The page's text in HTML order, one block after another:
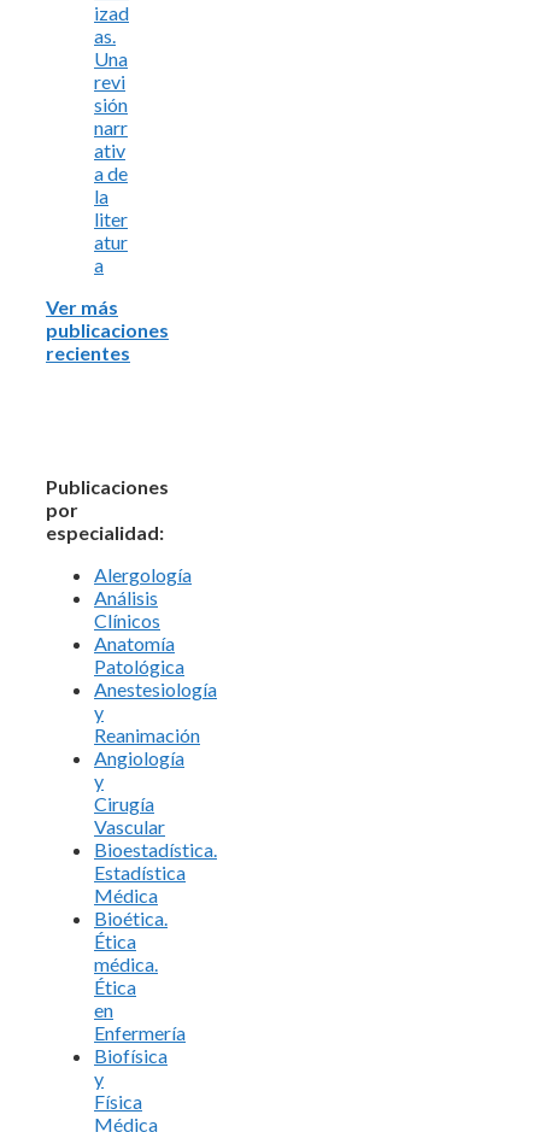
izad
as.
Una
revi
sión
narr
ativ
a de
la
liter
atur
a
Ver más
publicaciones
recientes
Publicaciones
por
especialidad:
Alergología
Análisis
Clínicos
Anatomía
Patológica
Anestesiología
y
Reanimación
Angiología
y
Cirugía
Vascular
Bioestadística.
Estadística
Médica
Bioética.
Ética
médica.
Ética
en
Enfermería
Biofísica
y
Física
Médica